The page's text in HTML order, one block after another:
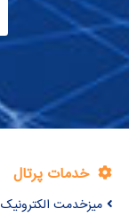
خدمات پرتال
میزخدمت الکترونیک